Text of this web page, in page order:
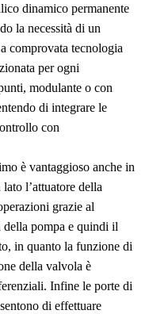
dinamico permanente
la necessità di un
comprovata tecnologia
per ogni
modulante o con
di integrare le
con
è vantaggioso anche in
l’attuatore della
grazie al
della pompa e quindi il
in quanto la funzione di
della valvola è
Infine le porte di
di effettuare